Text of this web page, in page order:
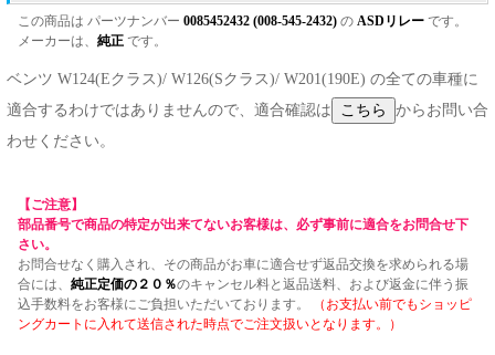
この商品は パーツナンバー 0085452432 (008-545-2432) の ASDリレー です。
メーカーは、 純正 です。
ベンツ W124(Eクラス)/ W126(Sクラス)/ W201(190E) の全ての車種に
適合するわけではありませんので、適合確認は
からお問い合
わせください。
【ご注意】
部品番号で商品の特定が出来てないお客様は、必ず事前に適合をお問合せ下
さい。
お問合せなく購入され、その商品がお車に適合せず返品交換を求められる場
合には、 純正定価の２０％のキャンセル料と返品送料、および返金に伴う振
込手数料をお客様にご負担いただいております。
（お支払い前でもショッピ
ングカートに入れて送信された時点でご注文扱いとなります。）